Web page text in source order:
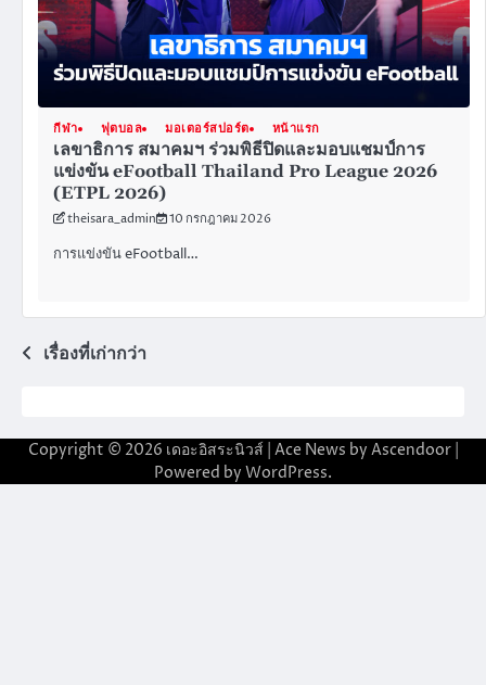
กีฬา ฟุตบอล มอเตอร์สปอร์ต หน้าแรก
เลขาธิการ สมาคมฯ ร่วมพิธีปิดและมอบแชมป์การ
แข่งขัน eFootball Thailand Pro League 2026
(ETPL 2026)
theisara_admin 10 กรกฎาคม 2026
การแข่งขัน eFootball…
แนะแนว
เรื่องที่เก่ากว่า
Copyright © 2026 เดอะอิสระนิวส์ | Ace News by Ascendoor|
Powered by WordPress.